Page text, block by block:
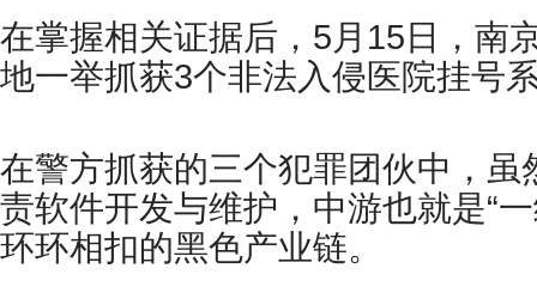
在掌握相关证据后，5月15日，南
地一举抓获3个非法入侵医院挂号
在警方抓获的三个犯罪团伙中，
责软件开发与维护，中游也就是“
环环相扣的黑色产业链。